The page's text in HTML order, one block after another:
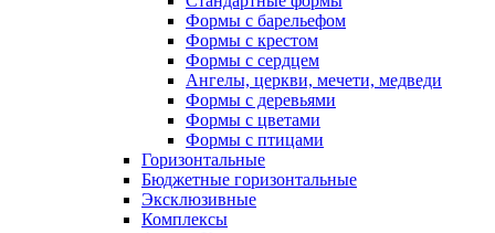
Формы с барельефом
Формы с крестом
Формы с сердцем
Ангелы, церкви, мечети, медведи
Формы с деревьями
Формы с цветами
Формы с птицами
Горизонтальные
Бюджетные горизонтальные
Эксклюзивные
Комплексы